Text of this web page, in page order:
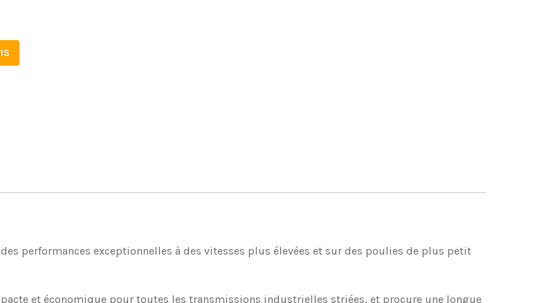
performances exceptionnelles à des vitesses plus élevées et sur des poulies de plus petit
et économique pour toutes les transmissions industrielles striées, et procure une longue